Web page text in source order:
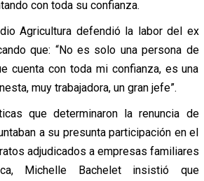
con toda su confianza.
Agricultura defendió la labor del ex
que: “No es solo una persona de
cuenta con toda mi confianza, es una
muy trabajadora, un gran jefe”.
que determinaron la renuncia de
a su presunta participación en el
adjudicados a empresas familiares
Michelle Bachelet insistió que